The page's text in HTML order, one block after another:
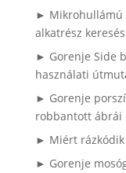
► Mikrohullámú
alkatrész
► Gorenje Side
használati
► Gorenje
robbantott ábrái
► Miért rázkódik
► Gorenje